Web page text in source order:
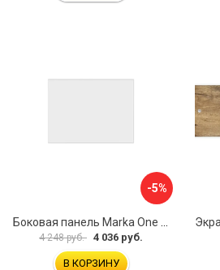
-5%
Боковая панель Marka One Flat 80 MG L 02бфл80мгл
4 248 руб. 4 036 руб.
В КОРЗИНУ